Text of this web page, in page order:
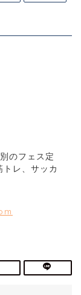
のフェス定
レ、サッカ